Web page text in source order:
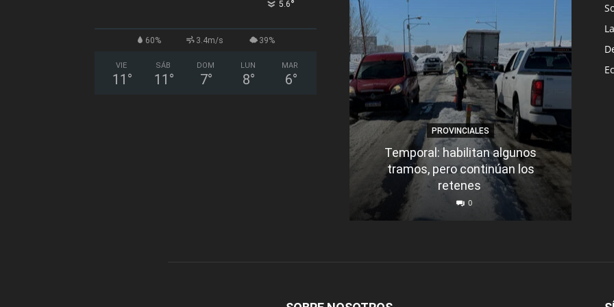
5.6°
60% 3.4m/s 39%
VIE
11 °
SÁB
11 °
DOM
7°
LUN
8°
MAR
6°
PROVINCIALES
Temporal: habilitan algunos
tramos, pero continúan los
retenes
0